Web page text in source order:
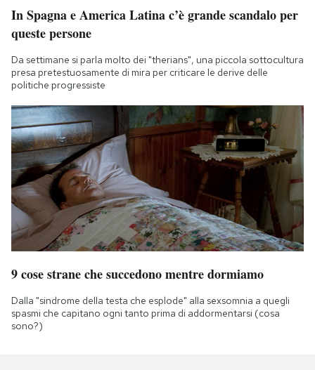
In Spagna e America Latina c’è grande scandalo per
queste persone
Da settimane si parla molto dei "therians", una piccola sottocultura
presa pretestuosamente di mira per criticare le derive delle
politiche progressiste
9 cose strane che succedono mentre dormiamo
Dalla "sindrome della testa che esplode" alla sexsomnia a quegli
spasmi che capitano ogni tanto prima di addormentarsi (cosa
sono?)